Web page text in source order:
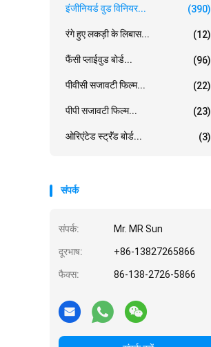
इंजीनियर्ड वुड विनियर... (390)
रंगे हुए लकड़ी के लिबास... (12)
फैंसी प्लाईवुड बोर्ड... (96)
पीवीसी सजावटी फिल्म... (22)
पीपी सजावटी फिल्म... (23)
ओरिएंटेड स्ट्रॅंड बोर्ड... (3)
संपर्क
संपर्क: Mr. MR Sun
दूरभाष: +86-13827265866
फैक्स: 86-138-2726-5866